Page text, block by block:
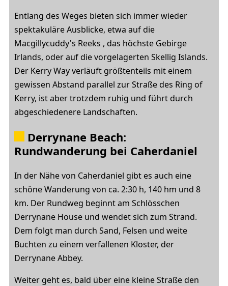
Entlang des Weges bieten sich immer wieder
spektakuläre Ausblicke, etwa auf die
Macgillycuddy's Reeks , das höchste Gebirge
Irlands, oder auf die vorgelagerten Skellig Islands.
Der Kerry Way verläuft größtenteils mit einem
gewissen Abstand parallel zur Straße des Ring of
Kerry, ist aber trotzdem ruhig und führt durch
abgeschiedenere Landschaften.
Derrynane Beach:
Rundwanderung bei Caherdaniel
In der Nähe von Caherdaniel gibt es auch eine
schöne Wanderung von ca. 2:30 h, 140 hm und 8
km. Der Rundweg beginnt am Schlösschen
Derrynane House und wendet sich zum Strand.
Dem folgt man durch Sand, Felsen und weite
Buchten zu einem verfallenen Kloster, der
Derrynane Abbey.
Weiter geht es, bald über eine kleine Straße den